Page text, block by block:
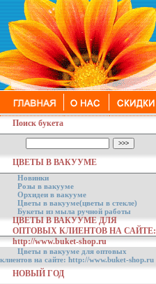
Поиск букета
ЦВЕТЫ В ВАКУУМЕ
Новинки
Розы в вакууме
Орхидеи в вакууме
Цветы в вакууме(цветы в стекле)
Букеты из мыла ручной работы
ЦВЕТЫ В ВАКУУМЕ ДЛЯ
ОПТОВЫХ КЛИЕНТОВ НА САЙТЕ:
http://www.buket-shop.ru
Цветы в вакууме для оптовых
клиентов на сайте: http://www.buket-shop.ru
НОВЫЙ ГОД